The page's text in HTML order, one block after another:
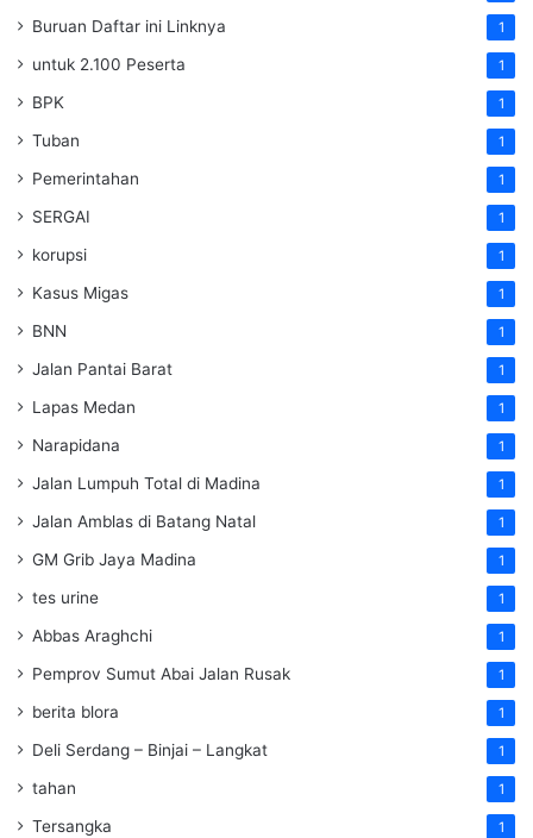
Buruan Daftar ini Linknya 1
untuk 2.100 Peserta 1
BPK 1
Tuban 1
Pemerintahan 1
SERGAI 1
korupsi 1
Kasus Migas 1
BNN 1
Jalan Pantai Barat 1
Lapas Medan 1
Narapidana 1
Jalan Lumpuh Total di Madina 1
Jalan Amblas di Batang Natal 1
GM Grib Jaya Madina 1
tes urine 1
Abbas Araghchi 1
Pemprov Sumut Abai Jalan Rusak 1
berita blora 1
Deli Serdang – Binjai – Langkat 1
tahan 1
Tersangka 1